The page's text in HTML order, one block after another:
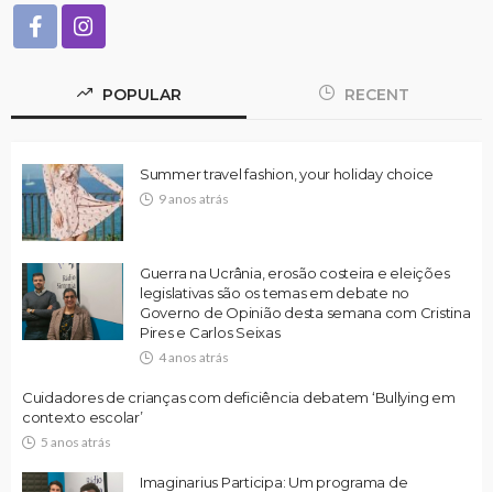
POPULAR RECENT
Summer travel fashion, your holiday choice
9 anos atrás
Guerra na Ucrânia, erosão costeira e eleições
legislativas são os temas em debate no
Governo de Opinião desta semana com Cristina
Pires e Carlos Seixas
4 anos atrás
Cuidadores de crianças com deficiência debatem ‘Bullying em
contexto escolar’
5 anos atrás
Imaginarius Participa: Um programa de